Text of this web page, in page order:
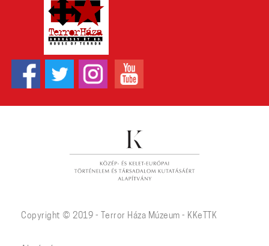
Copyright © 2019 - Terror Háza Múzeum - KKeTTK